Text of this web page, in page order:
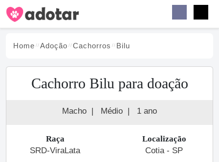
Home Adoção Cachorros Bilu
Cachorro Bilu para doação
Macho | Médio | 1 ano
Raça
SRD-ViraLata
Localização
Cotia - SP